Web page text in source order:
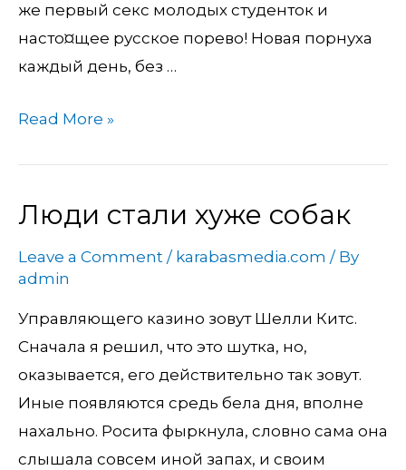
же первый секс молодых студенток и
насто¤щее русское порево! Новая порнуха
каждый день, без …
Read More »
Люди стали хуже собак
Leave a Comment / karabasmedia.com / By
admin
Управляющего казино зовут Шелли Китс.
Сначала я решил, что это шутка, но,
оказывается, его действительно так зовут.
Иные появляются средь бела дня, вполне
нахально. Росита фыркнула, словно сама она
слышала совсем иной запах, и своим
Люди
хуже